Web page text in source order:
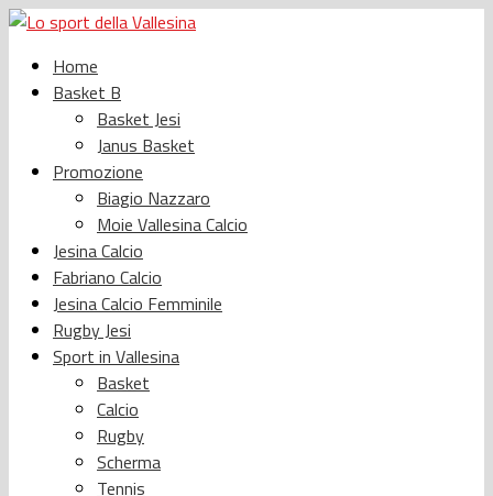
Home
Basket B
Basket Jesi
Janus Basket
Promozione
Biagio Nazzaro
Moie Vallesina Calcio
Jesina Calcio
Fabriano Calcio
Jesina Calcio Femminile
Rugby Jesi
Sport in Vallesina
Basket
Calcio
Rugby
Scherma
Tennis